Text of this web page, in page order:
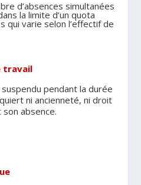
d’absences simultanées
la limite d’un quota
qui varie selon l’effectif de
travail
pendant la durée
ni ancienneté, ni droit
absence.